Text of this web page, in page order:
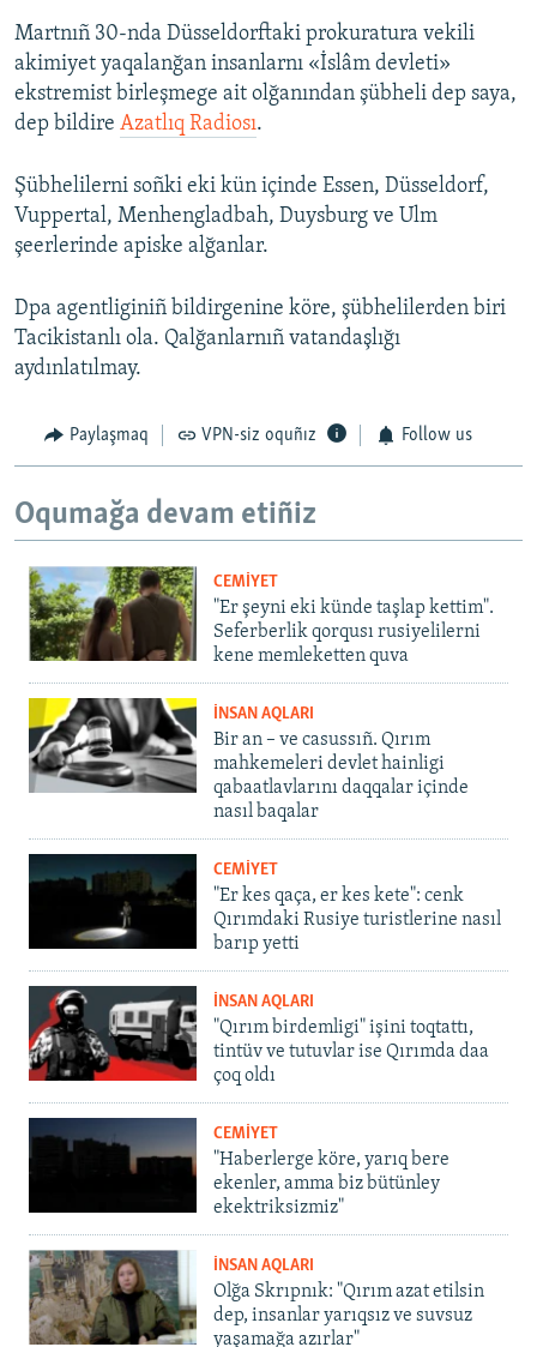
Martnıñ 30-nda Düsseldorftaki prokuratura vekili
akimiyet yaqalanğan insanlarnı «İslâm devleti»
ekstremist birleşmege ait olğanından şübheli dep saya,
dep bildire Azatlıq Radiosı.
Şübhelilerni soñki eki kün içinde Essen, Düsseldorf,
Vuppertal, Menhengladbah, Duysburg ve Ulm
şeerlerinde apiske alğanlar.
Dpa agentliginiñ bildirgenine köre, şübhelilerden biri
Tacikistanlı ola. Qalğanlarnıñ vatandaşlığı
aydınlatılmay.
Paylaşmaq VPN-siz oquñız Follow us
Oqumağa devam etiñiz
CEMİYET
"Er şeyni eki künde taşlap kettim".
Seferberlik qorqusı rusiyelilerni
kene memleketten quva
İNSAN AQLARI
Bir an – ve casussıñ. Qırım
mahkemeleri devlet hainligi
qabaatlavlarını daqqalar içinde
nasıl baqalar
CEMİYET
"Er kes qaça, er kes kete": cenk
Qırımdaki Rusiye turistlerine nasıl
barıp yetti
İNSAN AQLARI
"Qırım birdemligi" işini toqtattı,
tintüv ve tutuvlar ise Qırımda daa
çoq oldı
CEMİYET
"Haberlerge köre, yarıq bere
ekenler, amma biz bütünley
ekektriksizmiz"
İNSAN AQLARI
Olğa Skrıpnık: "Qırım azat etilsin
dep, insanlar yarıqsız ve suvsuz
yaşamağa azırlar"